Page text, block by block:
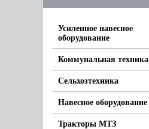
Усиленное навесное
оборудование
Коммунальная техника
Сельхозтехника
Навесное оборудование
Тракторы МТЗ